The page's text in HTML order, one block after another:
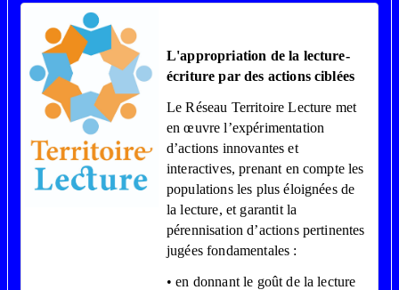
L'appropriation de la lecture-
écriture par des actions ciblées
Le Réseau Territoire Lecture met
en œuvre l’expérimentation
d’actions innovantes et
interactives, prenant en compte les
populations les plus éloignées de
la lecture, et garantit la
pérennisation d’actions pertinentes
jugées fondamentales :
• en donnant le goût de la lecture